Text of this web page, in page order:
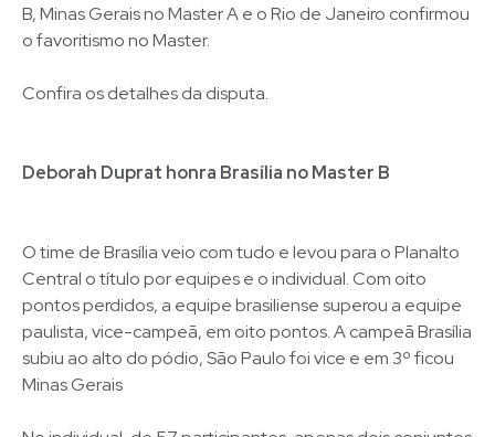
B, Minas Gerais no Master A e o Rio de Janeiro confirmou
o favoritismo no Master.
Confira os detalhes da disputa.
Deborah Duprat honra Brasília no Master B
O time de Brasília veio com tudo e levou para o Planalto
Central o título por equipes e o individual. Com oito
pontos perdidos, a equipe brasiliense superou a equipe
paulista, vice-campeã, em oito pontos. A campeã Brasília
subiu ao alto do pódio, São Paulo foi vice e em 3º ficou
Minas Gerais